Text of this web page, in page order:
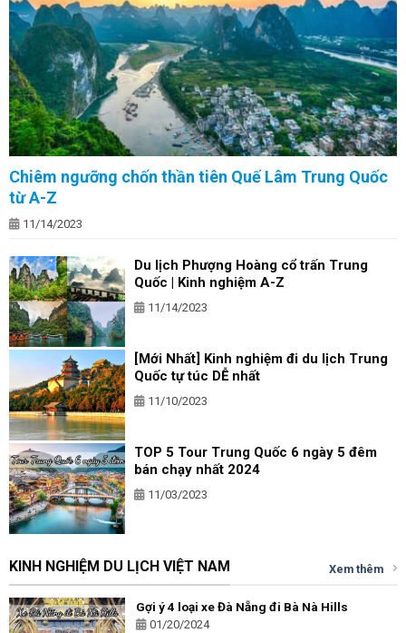
Chiêm ngưỡng chốn thần tiên Quế Lâm Trung Quốc
từ A-Z
11/14/2023
Du lịch Phượng Hoàng cổ trấn Trung
Quốc | Kinh nghiệm A-Z
11/14/2023
[Mới Nhất] Kinh nghiệm đi du lịch Trung
Quốc tự túc DỄ nhất
11/10/2023
TOP 5 Tour Trung Quốc 6 ngày 5 đêm
bán chạy nhất 2024
11/03/2023
KINH NGHIỆM DU LỊCH VIỆT NAM Xem thêm
Gợi ý 4 loại xe Đà Nẵng đi Bà Nà Hills
01/20/2024